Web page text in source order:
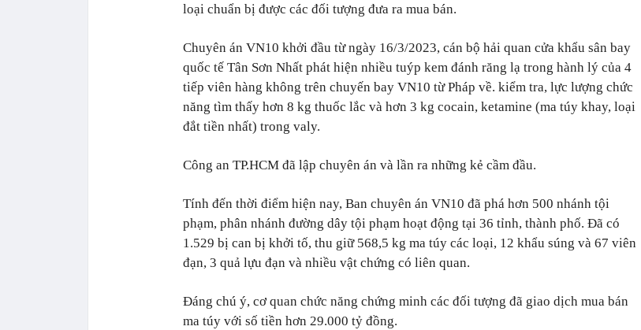
loại chuẩn bị được các đối tượng đưa ra mua bán.
Chuyên án VN10 khởi đầu từ ngày 16/3/2023, cán bộ hải quan cửa khẩu sân bay
quốc tế Tân Sơn Nhất phát hiện nhiều tuýp kem đánh răng lạ trong hành lý của 4
tiếp viên hàng không trên chuyến bay VN10 từ Pháp về. kiểm tra, lực lượng chức
năng tìm thấy hơn 8 kg thuốc lắc và hơn 3 kg cocain, ketamine (ma túy khay, loại
đắt tiền nhất) trong valy.
Công an TP.HCM đã lập chuyên án và lần ra những kẻ cầm đầu.
Tính đến thời điểm hiện nay, Ban chuyên án VN10 đã phá hơn 500 nhánh tội
phạm, phân nhánh đường dây tội phạm hoạt động tại 36 tỉnh, thành phố. Đã có
1.529 bị can bị khởi tố, thu giữ 568,5 kg ma túy các loại, 12 khẩu súng và 67 viên
đạn, 3 quả lựu đạn và nhiều vật chứng có liên quan.
Đáng chú ý, cơ quan chức năng chứng minh các đối tượng đã giao dịch mua bán
ma túy với số tiền hơn 29.000 tỷ đồng.